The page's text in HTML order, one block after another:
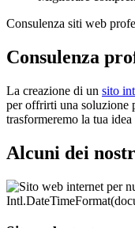
Consulenza siti web
Consulenza
La creazione di un sito
per offrirti una soluzione
trasformeremo la tua
Alcuni dei